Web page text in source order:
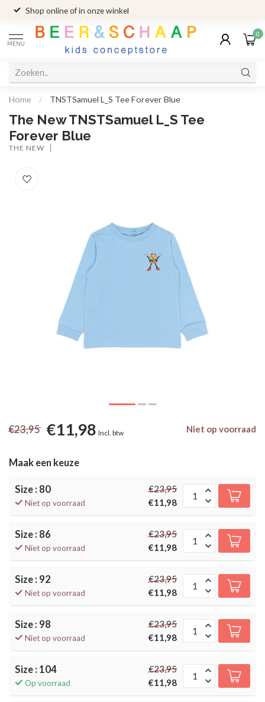
Shop online of in onze winkel
MENU
0
Home / TNSTSamuel L_S Tee Forever Blue
The New TNSTSamuel L_S Tee
Forever Blue
THE NEW
€23,95 €11,98 Incl. btw Niet op voorraad
Maak een keuze
Size : 80
Niet op voorraad
€23,95
€11,98
Size : 86
Niet op voorraad
€23,95
€11,98
Size : 92
Niet op voorraad
€23,95
€11,98
Size : 98
Niet op voorraad
€23,95
€11,98
Size : 104
Op voorraad
€23,95
€11,98